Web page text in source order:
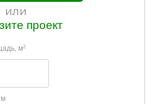
или
проект
м2